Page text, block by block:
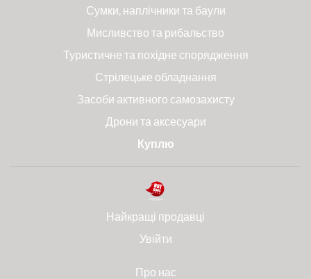
Сумки, наплічники та баули
Мисливство та рибальство
Туристичне та похідне спорядження
Стрілецьке обладнання
Засоби активного самозахисту
Дрони та аксесуари
Куплю
Найкращі продавці
Увійти
Про нас